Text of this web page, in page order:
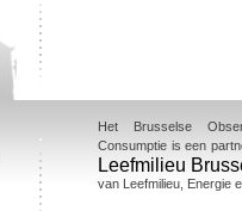
Het Brusselse
Consumptie is een
Leefmilieu
van Leefmilieu, Energie